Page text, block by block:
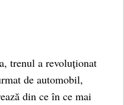
trenul a revoluționat
de automobil,
din ce în ce mai